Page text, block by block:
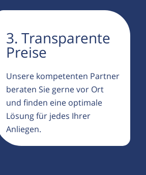
3. Transparente
Preise
Unsere kompetenten Partner
beraten Sie gerne vor Ort
und finden eine optimale
Lösung für jedes Ihrer
Anliegen.